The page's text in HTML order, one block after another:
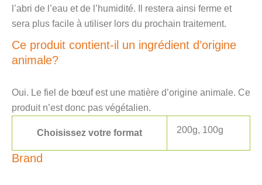
l’abri de l’eau et de l’humidité. Il restera ainsi ferme et
sera plus facile à utiliser lors du prochain traitement.
Ce produit contient-il un ingrédient d’origine
animale?
Oui. Le fiel de bœuf est une matière d’origine animale. Ce
produit n’est donc pas végétalien.
Choisissez votre format 200g, 100g
Brand